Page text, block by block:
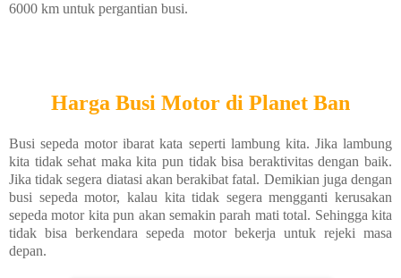
6000 km untuk pergantian busi.
Harga Busi Motor di Planet Ban
Busi sepeda motor ibarat kata seperti lambung kita. Jika lambung
kita tidak sehat maka kita pun tidak bisa beraktivitas dengan baik.
Jika tidak segera diatasi akan berakibat fatal. Demikian juga dengan
busi sepeda motor, kalau kita tidak segera mengganti kerusakan
sepeda motor kita pun akan semakin parah mati total. Sehingga kita
tidak bisa berkendara sepeda motor bekerja untuk rejeki masa
depan.